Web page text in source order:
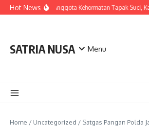
Skip to content
Hot News
LDianugerahi Anggota Kehormatan Tapak Suci,
SATRIA NUSA Menu
Home / Uncategorized / Satgas Pangan Polda